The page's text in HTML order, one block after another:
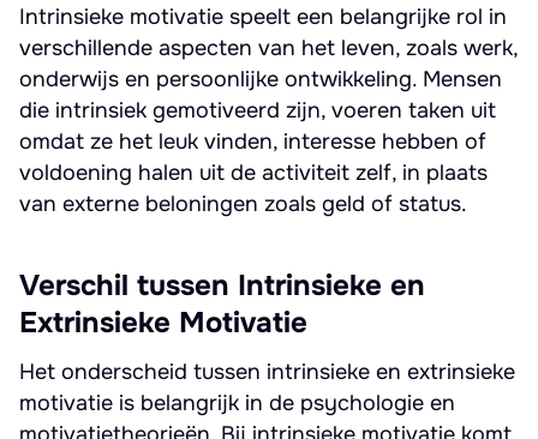
Intrinsieke motivatie speelt een belangrijke rol in
verschillende aspecten van het leven, zoals werk,
onderwijs en persoonlijke ontwikkeling. Mensen
die intrinsiek gemotiveerd zijn, voeren taken uit
omdat ze het leuk vinden, interesse hebben of
voldoening halen uit de activiteit zelf, in plaats
van externe beloningen zoals geld of status.
Verschil tussen Intrinsieke en
Extrinsieke Motivatie
Het onderscheid tussen intrinsieke en extrinsieke
motivatie is belangrijk in de psychologie en